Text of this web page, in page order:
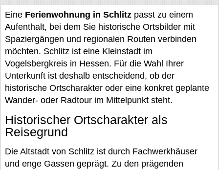
Eine Ferienwohnung in Schlitz passt zu einem
Aufenthalt, bei dem Sie historische Ortsbilder mit
Spaziergängen und regionalen Routen verbinden
möchten. Schlitz ist eine Kleinstadt im
Vogelsbergkreis in Hessen. Für die Wahl Ihrer
Unterkunft ist deshalb entscheidend, ob der
historische Ortscharakter oder eine konkret geplante
Wander- oder Radtour im Mittelpunkt steht.
Historischer Ortscharakter als
Reisegrund
Die Altstadt von Schlitz ist durch Fachwerkhäuser
und enge Gassen geprägt. Zu den prägenden